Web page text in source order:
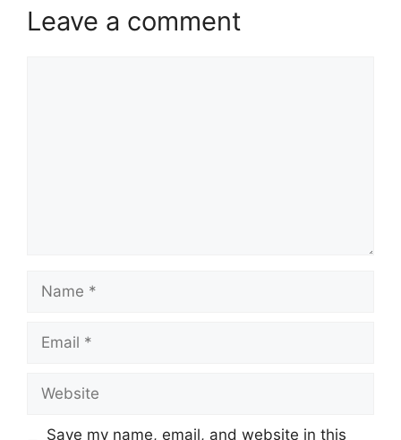
Leave a comment
Save my name, email, and website in this